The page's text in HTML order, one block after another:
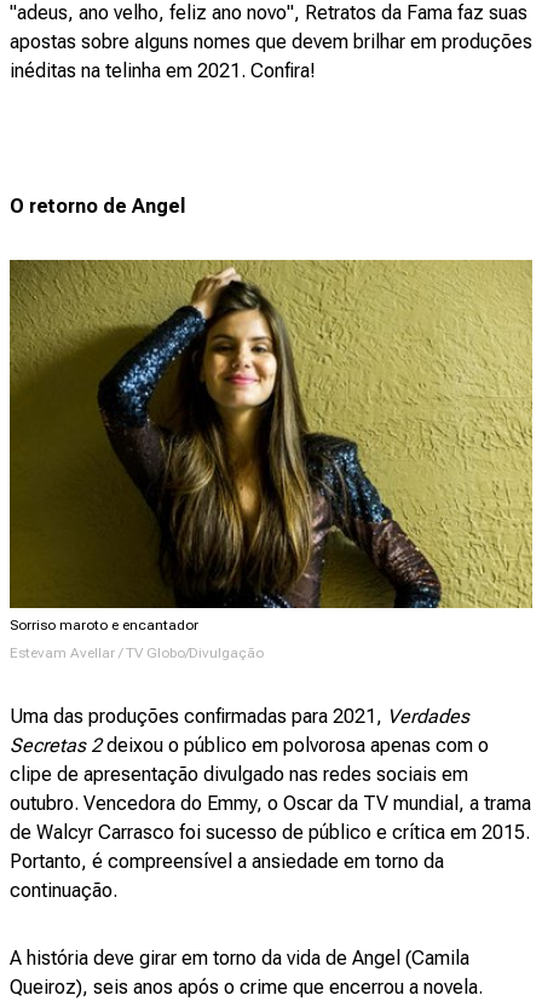
"adeus, ano velho, feliz ano novo", Retratos da Fama faz suas
apostas sobre alguns nomes que devem brilhar em produções
inéditas na telinha em 2021. Confira!
O retorno de Angel
Sorriso maroto e encantador
Estevam Avellar / TV Globo/Divulgação
Uma das produções confirmadas para 2021, Verdades
Secretas 2deixou o público em polvorosa apenas com o
clipe de apresentação divulgado nas redes sociais em
outubro. Vencedora do Emmy, o Oscar da TV mundial, a trama
de Walcyr Carrasco foi sucesso de público e crítica em 2015.
Portanto, é compreensível a ansiedade em torno da
continuação.
A história deve girar em torno da vida de Angel (Camila
Queiroz), seis anos após o crime que encerrou a novela.